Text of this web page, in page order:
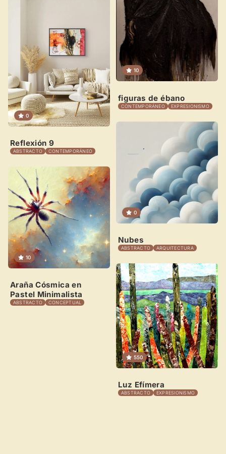
0
Reflexión 9
ABSTRACTO CONTEMPORÁNEO
10
Araña Cósmica en
Pastel Minimalista
ABSTRACTO CONCEPTUAL
10
figuras de ébano
CONTEMPORÁNEO EXPRESIONISMO
0
Nubes
ABSTRACTO ARQUITECTURA
550
Luz Efímera
ABSTRACTO EXPRESIONISMO
estrena su nuevo Panel de Usuario : tu
centro de control para gestionar todo tu arte.
Publica y gestiona tus obras
Administra tu Espacio de Arte
Crea eventos y noticias
Recibe y responde mensajes
Sigue las visitas de tus obras
Crear cuenta y abrir mi Panel